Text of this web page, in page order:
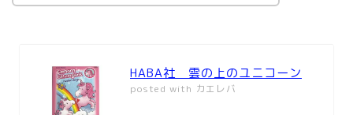
HABA社 雲の上のユニコーン
posted with カエレバ